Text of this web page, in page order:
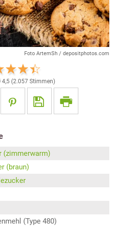
Foto ArtemSh / depositphotos.com
4,5 (2.057 Stimmen)
(zimmerwarm)
(braun)
(Type 480)